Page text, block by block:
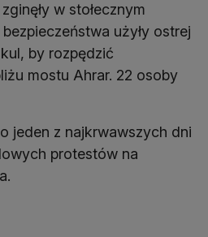
w stołecznym
użyły ostrej
by rozpędzić
mostu Ahrar. 22 osoby
jeden z najkrwawszych dni
protestów na